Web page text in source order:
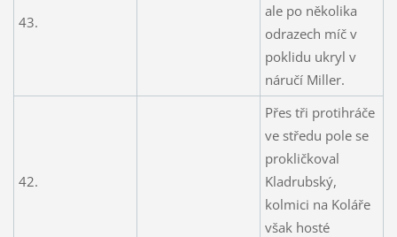
43.
ale po několika
odrazech míč v
poklidu ukryl v
náručí Miller.
42.
Přes tři protihráče
ve středu pole se
prokličkoval
Kladrubský,
kolmici na Koláře
však hosté